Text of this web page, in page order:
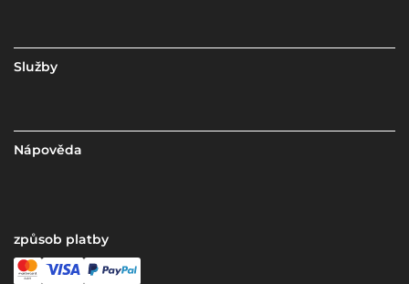
Služby
Nápověda
způsob platby